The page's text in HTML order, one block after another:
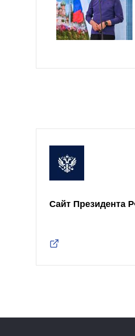
Сайт Президента